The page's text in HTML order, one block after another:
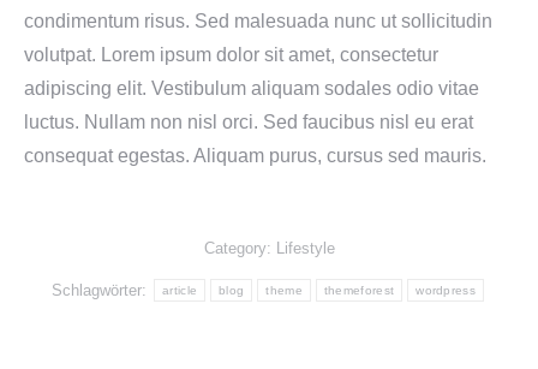
condimentum risus. Sed malesuada nunc ut sollicitudin
volutpat. Lorem ipsum dolor sit amet, consectetur
adipiscing elit. Vestibulum aliquam sodales odio vitae
luctus. Nullam non nisl orci. Sed faucibus nisl eu erat
consequat egestas. Aliquam purus, cursus sed mauris.
Category: Lifestyle
Schlagwörter: article blog theme themeforest wordpress